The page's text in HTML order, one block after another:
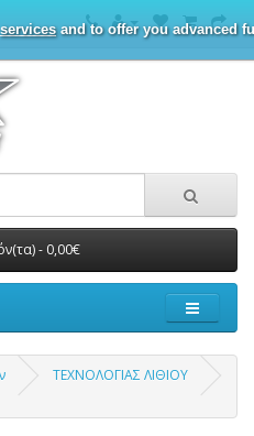
servicesand to offer you advanced
- 0,00€
ΤΕΧΝΟΛΟΓΙΑΣ ΛΙΘΙΟΥ